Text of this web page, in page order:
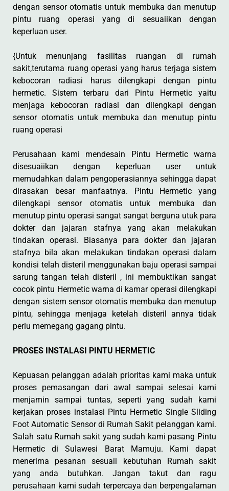
dengan sensor otomatis untuk membuka dan menutup
pintu ruang operasi yang di sesuaiikan dengan
keperluan user.
{Untuk menunjang fasilitas ruangan di rumah
sakit,terutama ruang operasi yang harus terjaga sistem
kebocoran radiasi harus dilengkapi dengan pintu
hermetic. Sistem terbaru dari Pintu Hermetic yaitu
menjaga kebocoran radiasi dan dilengkapi dengan
sensor otomatis untuk membuka dan menutup pintu
ruang operasi
Perusahaan kami mendesain Pintu Hermetic warna
disesuaiikan dengan keperluan user untuk
memudahkan dalam pengoperasiannya sehingga dapat
dirasakan besar manfaatnya. Pintu Hermetic yang
dilengkapi sensor otomatis untuk membuka dan
menutup pintu operasi sangat sangat berguna utuk para
dokter dan jajaran stafnya yang akan melakukan
tindakan operasi. Biasanya para dokter dan jajaran
stafnya bila akan melakukan tindakan operasi dalam
kondisi telah disteril menggunakan baju operasi sampai
sarung tangan telah disteril , ini membuktikan sangat
cocok pintu Hermetic warna di kamar operasi dilengkapi
dengan sistem sensor otomatis membuka dan menutup
pintu, sehingga menjaga ketelah disteril annya tidak
perlu memegang gagang pintu.
PROSES INSTALASI PINTU HERMETIC
Kepuasan pelanggan adalah prioritas kami maka untuk
proses pemasangan dari awal sampai selesai kami
menjamin sampai tuntas, seperti yang sudah kami
kerjakan proses instalasi Pintu Hermetic Single Sliding
Foot Automatic Sensor di Rumah Sakit pelanggan kami.
Salah satu Rumah sakit yang sudah kami pasang Pintu
Hermetic di Sulawesi Barat Mamuju. Kami dapat
menerima pesanan sesuaii kebutuhan Rumah sakit
yang anda butuhkan. Jangan takut dan ragu
perusahaan kami sudah terpercaya dan berpengalaman